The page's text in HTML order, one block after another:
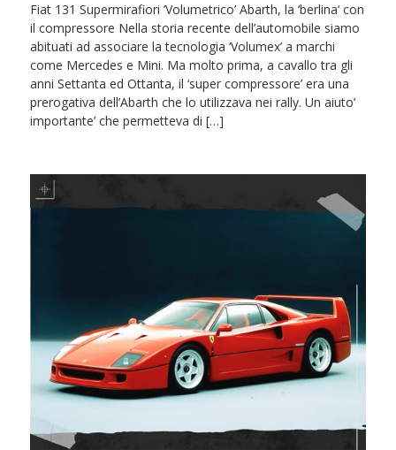
Fiat 131 Supermirafiori ‘Volumetrico’ Abarth, la ‘berlina‘ con
il compressore Nella storia recente dell’automobile siamo
abituati ad associare la tecnologia ‘Volumex’ a marchi
come Mercedes e Mini. Ma molto prima, a cavallo tra gli
anni Settanta ed Ottanta, il ‘super compressore’ era una
prerogativa dell’Abarth che lo utilizzava nei rally. Un aiuto’
importante’ che permetteva di […]